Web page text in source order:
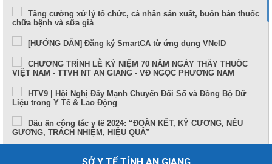
Tăng cường xử lý tổ chức, cá nhân sản xuất, buôn bán thuốc
chữa bệnh và sữa giả
[HƯỚNG DẪN] Đăng ký SmartCA từ ứng dụng VNeID
CHƯƠNG TRÌNH LỄ KỶ NIỆM 70 NĂM NGÀY THẦY THUỐC
VIỆT NAM - TTVH NT AN GIANG - VĐ NGỌC PHƯƠNG NAM
HTV9 | Hội Nghị Đẩy Mạnh Chuyển Đổi Số và Đồng Bộ Dữ
Liệu trong Y Tế & Lao Động
Dấu ấn công tác y tế 2024: “ĐOÀN KẾT, KỶ CƯƠNG, NÊU
GƯƠNG, TRÁCH NHIỆM, HIỆU QUẢ”